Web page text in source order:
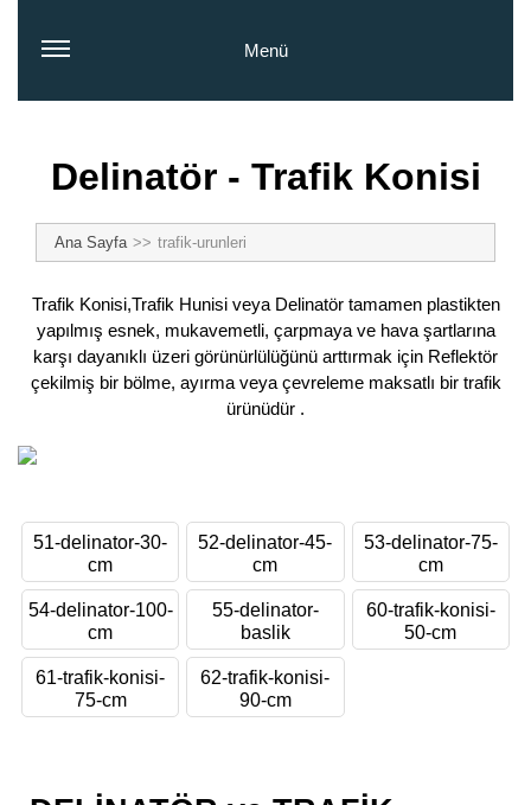
Menü
Delinatör - Trafik Konisi
Ana Sayfa trafik-urunleri
Trafik Konisi,Trafik Hunisi veya Delinatör tamamen plastikten
yapılmış esnek, mukavemetli, çarpmaya ve hava şartlarına
karşı dayanıklı üzeri görünürlülüğünü arttırmak için Reflektör
çekilmiş bir bölme, ayırma veya çevreleme maksatlı bir trafik
ürünüdür .
51-delinator-30-
cm
52-delinator-45-
cm
53-delinator-75-
cm
54-delinator-100-
cm
55-delinator-
baslik
60-trafik-konisi-
50-cm
61-trafik-konisi-
75-cm
62-trafik-konisi-
90-cm